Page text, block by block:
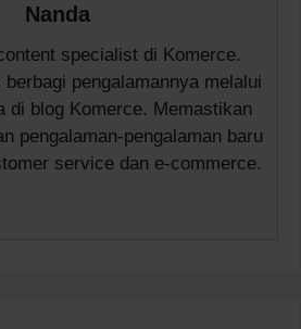
Nanda
specialist di Komerce.
pengalamannya melalui
di blog Komerce. Memastikan
pengalaman-pengalaman baru
service dan e-commerce.